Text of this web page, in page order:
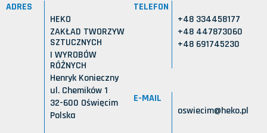
ADRES
HEKO
ZAKŁAD TWORZYW
SZTUCZNYCH
I WYROBÓW
RÓŻNYCH
Henryk Konieczny
ul. Chemików 1
32-600 Oświęcim
Polska
TELEFON
+48 334458177
+48 447873060
+48 691745230
E-MAIL
oswiecim@heko.pl